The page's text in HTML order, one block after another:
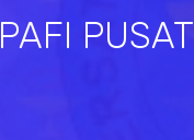
PAFI PUSAT